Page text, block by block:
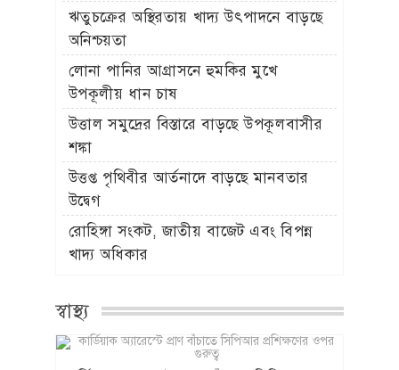
ঋতুচক্রের অস্থিরতায় খাদ্য উৎপাদনে বাড়ছে
অনিশ্চয়তা
লোনা পানির আগ্রাসনে হুমকির মুখে
উপকূলীয় ধান চাষ
উত্তাল সমুদ্রের বিস্তারে বাড়ছে উপকূলবাসীর
শঙ্কা
উত্তপ্ত পৃথিবীর আর্তনাদে বাড়ছে মানবতার
উদ্বেগ
রোহিঙ্গা সংকট, জাতীয় বাজেট এবং বিপন্ন
খাদ্য অধিকার
স্বাস্থ্য